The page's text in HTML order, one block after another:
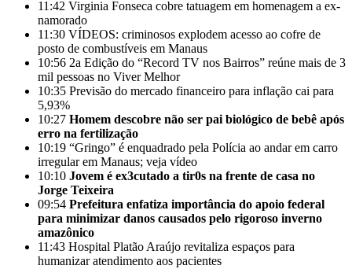
11:42 Virginia Fonseca cobre tatuagem em homenagem a ex-
namorado
11:30 VÍDEOS: criminosos explodem acesso ao cofre de
posto de combustíveis em Manaus
10:56 2a Edição do “Record TV nos Bairros” reúne mais de 3
mil pessoas no Viver Melhor
10:35 Previsão do mercado financeiro para inflação cai para
5,93%
10:27 Homem descobre não ser pai biológico de bebê após
erro na fertilização
10:19 “Gringo” é enquadrado pela Polícia ao andar em carro
irregular em Manaus; veja vídeo
10:10 Jovem é ex3cutado a tir0s na frente de casa no
Jorge Teixeira
09:54 Prefeitura enfatiza importância do apoio federal
para minimizar danos causados pelo rigoroso inverno
amazônico
11:43 Hospital Platão Araújo revitaliza espaços para
humanizar atendimento aos pacientes